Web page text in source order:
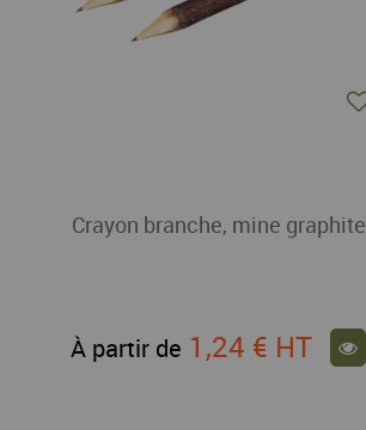
Crayon branche, mine graphite
À partir de 1,24 € HT